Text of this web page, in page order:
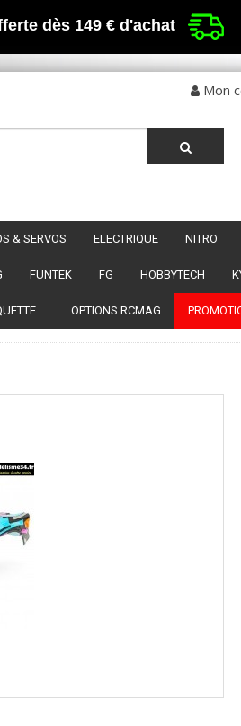
dès 149 € d'achat
Mon
& SERVOS ELECTRIQUE NITRO
FUNTEK FG HOBBYTECH
OPTIONS RCMAG